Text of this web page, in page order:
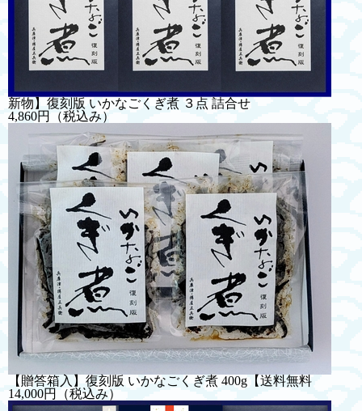
新物】復刻版 いかなごくぎ煮 ３点 詰合せ
4,860円
（税込み）
【贈答箱入】復刻版 いかなごくぎ煮 400g【送料無料
14,000円
（税込み）